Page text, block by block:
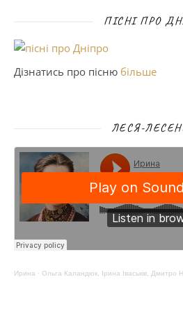
ПІСНІ ПРО
Дізнатись про пісню більше
ЛЕСЯ-
Ирина · Ольга Каландюк, Ірина Іваськів, Дмитро